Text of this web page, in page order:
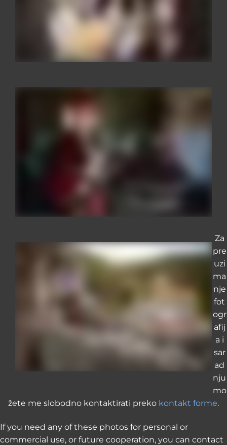
Za
pre
uzi
ma
nje
fot
ogr
afij
a i
sar
ad
nju
mo
žete me slobodno kontaktirati preko kontakt forme.
If you need any of these photos for personal or
commercial use, or future cooperation, you can contact